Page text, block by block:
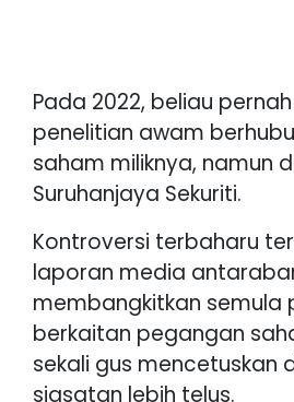
Pada 2022, beliau
penelitian awam
saham miliknya, namun
Suruhanjaya Sekuriti.
Kontroversi terbaharu
laporan media
membangkitkan semula
berkaitan pegangan
sekali gus mencetuskan
siasatan lebih telus.